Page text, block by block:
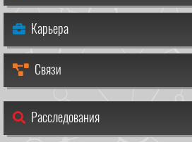
Карьера
Связи
Расследования